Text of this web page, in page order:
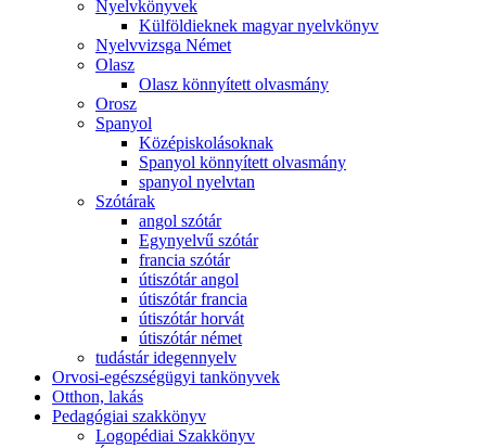
Nyelvkönyvek
Külföldieknek magyar nyelvkönyv
Nyelvvizsga Német
Olasz
Olasz könnyített olvasmány
Orosz
Spanyol
Középiskolásoknak
Spanyol könnyített olvasmány
spanyol nyelvtan
Szótárak
angol szótár
Egynyelvű szótár
francia szótár
útiszótár angol
útiszótár francia
útiszótár horvát
útiszótár német
tudástár idegennyelv
Orvosi-egészségügyi tankönyvek
Otthon, lakás
Pedagógiai szakkönyv
Logopédiai Szakkönyv